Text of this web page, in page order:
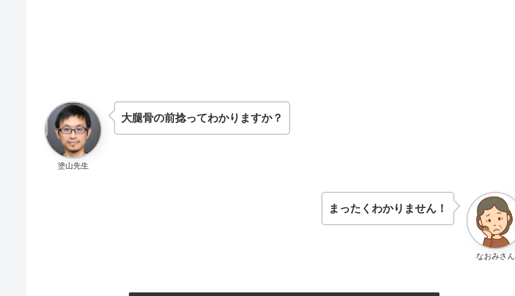
塗山先生
大腿骨の前捻ってわかりますか？
なおみさん
まったくわかりません！